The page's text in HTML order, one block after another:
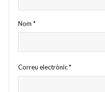
Nom *
Correu electrònic*